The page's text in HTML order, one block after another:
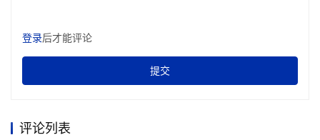
柜
146G
登录后才能评论
提交
评论列表